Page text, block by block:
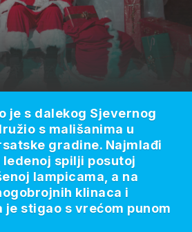
je s dalekog Sjevernog
s mališanima u
gradine. Najmlađi
ledenoj spilji posutoj
lampicama, a na
klinaca i
je stigao s vrećom punom